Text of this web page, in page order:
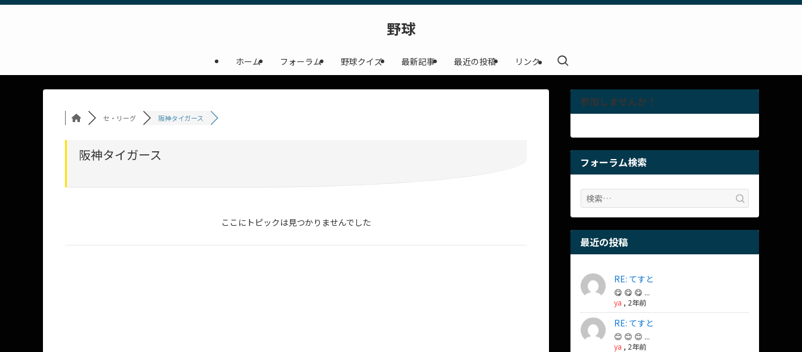
野球
ホーム フォーラム 野球クイズ 最新記事 最近の投稿 リンク
セ・リーグ 阪神タイガース
阪神タイガース
ここにトピックは見つかりませんでした
参加しませんか！
フォーラム検索
最近の投稿
RE: てすと
😋 😋 😋 ...
ya , 2年前
RE: てすと
😊 😊 😊 ...
ya , 2年前